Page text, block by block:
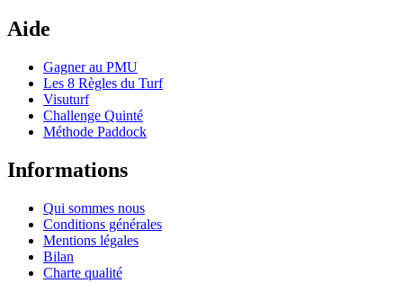
Aide
Gagner au PMU
Les 8 Règles du Turf
Visuturf
Challenge Quinté
Méthode Paddock
Informations
Qui sommes nous
Conditions générales
Mentions légales
Bilan
Charte qualité